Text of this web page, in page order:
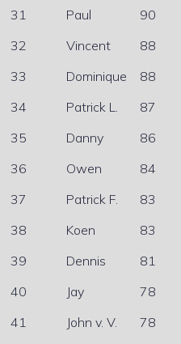
31
Paul 90
32
Vincent 88
33
Dominique 88
34
Patrick L. 87
35
Danny 86
36
Owen 84
37
Patrick F. 83
38
Koen 83
39
Dennis 81
40
Jay 78
41
John v. V. 78